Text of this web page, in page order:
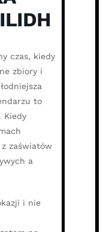
czas, kiedy
zbiory i
to
Kiedy
zaświatów
a
i nie